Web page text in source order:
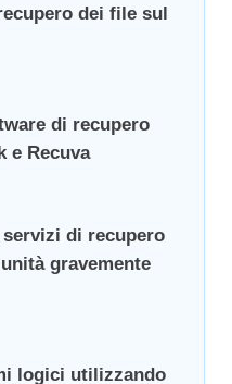
dei file sul
di recupero
e Recuva
di recupero
gravemente
logici utilizzando